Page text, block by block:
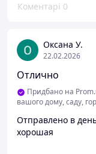
Коментарі 0
Оксана У.
22.02.2026
Отлично
Придбано на
вашого дому, саду,
Отправлено в
хорошая